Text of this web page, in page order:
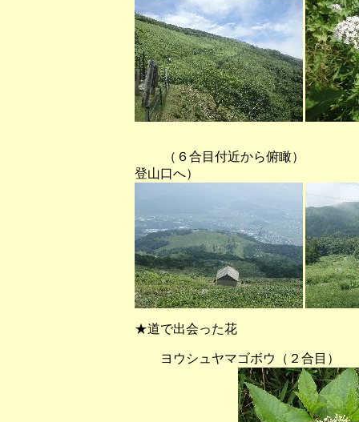
（６合目付近から俯瞰） （
登山口へ）
★道で出会った花
ヨウシュヤマゴボウ（２